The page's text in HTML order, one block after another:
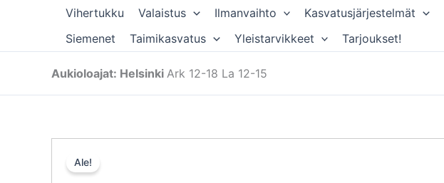
Vihertukku Valaistus Ilmanvaihto Kasvatusjärjestelmät
Siemenet
Taimikasvatus Yleistarvikkeet Tarjoukset!
Aukioloajat: Helsinki Ark 12-18 La 12-15
Ale!